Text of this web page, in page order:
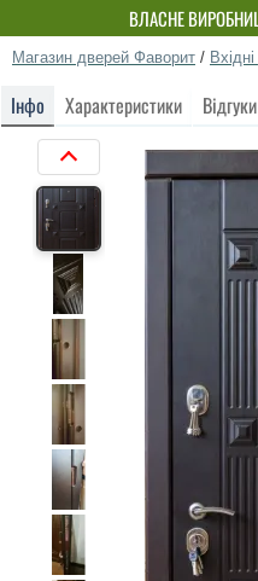
ВЛАСНЕ
Магазин дверей Фаворит /
Інфо Характеристики